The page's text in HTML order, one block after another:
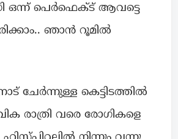
ഒന്ന് പെർഫെക്ട് ആവട്ടെ
ഞാൻ റൂമിൽ
ചേർന്നുള്ള കെട്ടിടത്തിൽ
രാത്രി വരെ രോഗികളെ